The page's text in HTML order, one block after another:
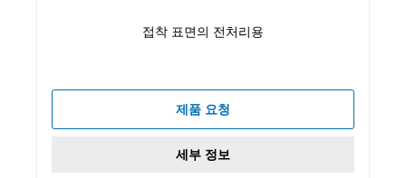
접착 표면의 전처리용
제품 요청
세부 정보